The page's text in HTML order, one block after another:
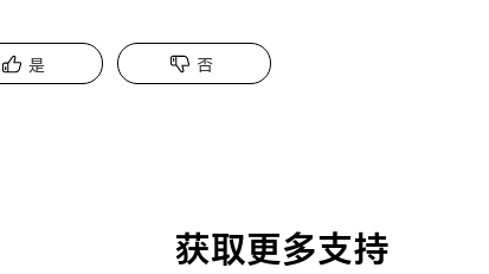
是 否
获取更多支持